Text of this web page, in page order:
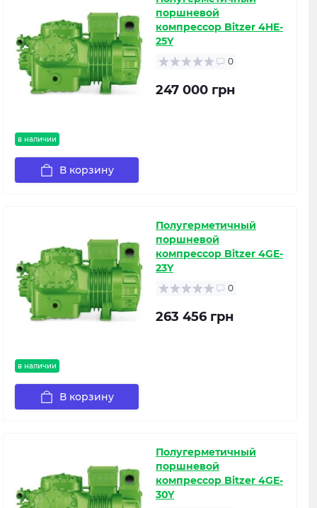
в наличии
поршневой
компрессор Bitzer 4HE-
25Y
0
247 000 грн
В корзину
в наличии
Полугерметичный
поршневой
компрессор Bitzer 4GE-
23Y
0
263 456 грн
В корзину
Полугерметичный
поршневой
компрессор Bitzer 4GE-
30Y